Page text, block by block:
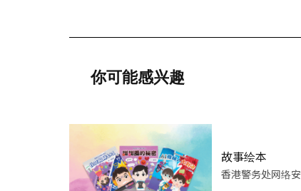
你可能感兴趣
故事绘本
香港警务处网络